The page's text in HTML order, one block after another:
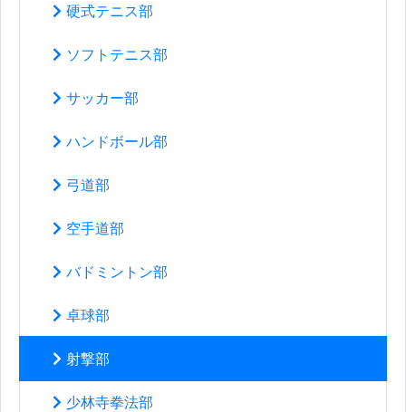
硬式テニス部
ソフトテニス部
サッカー部
ハンドボール部
弓道部
空手道部
バドミントン部
卓球部
射撃部
少林寺拳法部